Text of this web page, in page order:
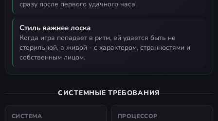
сразу после первого удачного часа.
Стиль важнее лоска
когда игра попадает в ритм, ей удается быть не
стерильной, а живой - с характером, странностями и
собственным лицом.
СИСТЕМНЫЕ ТРЕБОВАНИЯ
СИСТЕМА ПРОЦЕССОР